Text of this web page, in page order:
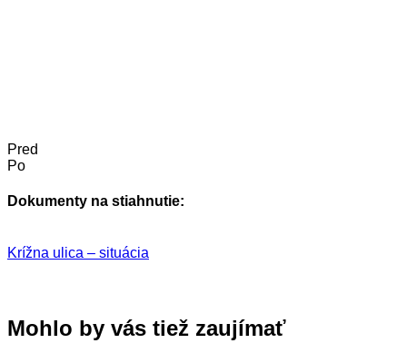
Pred
Po
Dokumenty na stiahnutie:
Krížna ulica – situácia
Mohlo by vás tiež zaujímať